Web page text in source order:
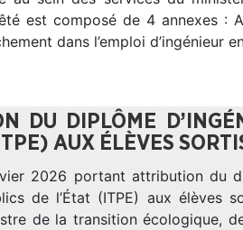
est composé de 4 annexes
dans l’emploi d’ingénieur
DU DIPLÔME
AUX ÉLÈVES
2026 portant attribution du
de l’État (ITPE) aux élèves
de la transition écologique,